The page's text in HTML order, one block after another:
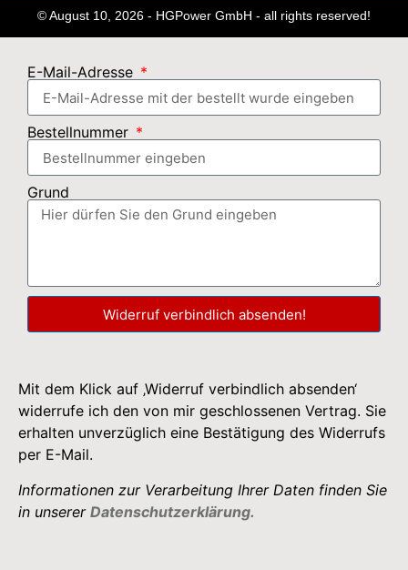
© August 10, 2026 - HGPower GmbH - all rights reserved!
E-Mail-Adresse
Bestellnummer
Grund
Widerruf verbindlich absenden!
Mit dem Klick auf ‚Widerruf verbindlich absenden‘
widerrufe ich den von mir geschlossenen Vertrag. Sie
erhalten unverzüglich eine Bestätigung des Widerrufs
per E-Mail.
Informationen zur Verarbeitung Ihrer Daten finden Sie
in unserer Datenschutzerklärung.